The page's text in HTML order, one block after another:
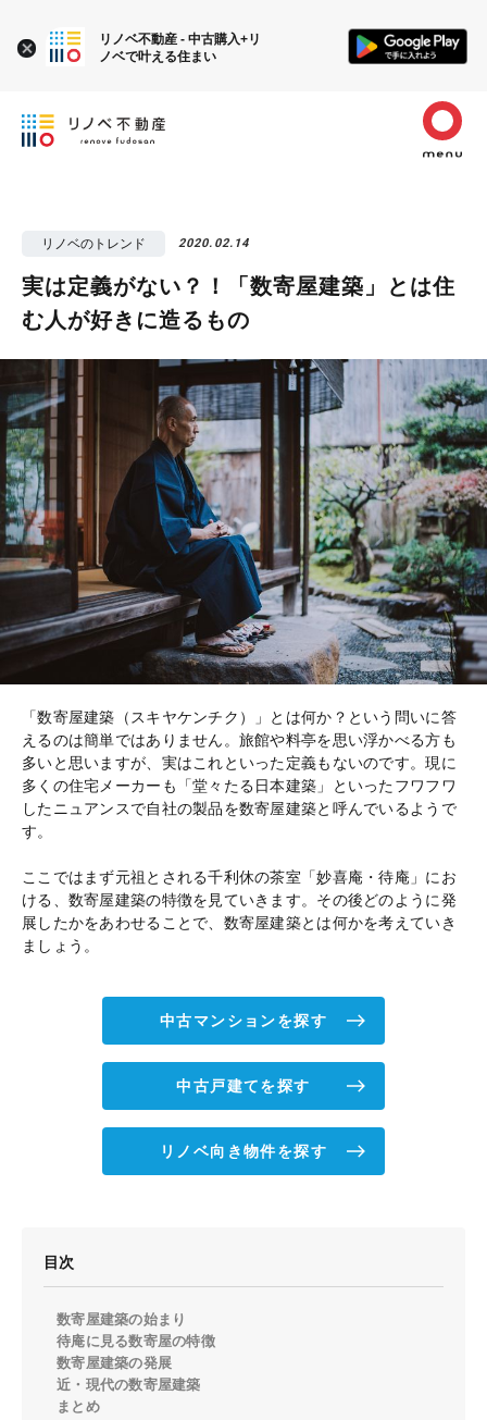
リノベのトレンド 2020.02.14
実は定義がない？！「数寄屋建築」とは住
む人が好きに造るもの
「数寄屋建築（スキヤケンチク）」とは何か？という問いに答
えるのは簡単ではありません。旅館や料亭を思い浮かべる方も
多いと思いますが、実はこれといった定義もないのです。現に
多くの住宅メーカーも「堂々たる日本建築」といったフワフワ
したニュアンスで自社の製品を数寄屋建築と呼んでいるようで
す。
ここではまず元祖とされる千利休の茶室「妙喜庵・待庵」にお
ける、数寄屋建築の特徴を見ていきます。その後どのように発
展したかをあわせることで、数寄屋建築とは何かを考えていき
ましょう。
中古マンションを探す
中古戸建てを探す
リノベ向き物件を探す
目次
数寄屋建築の始まり
待庵に見る数寄屋の特徴
数寄屋建築の発展
近・現代の数寄屋建築
まとめ
リノベ不動産 - 中古購入+リ
ノベで叶える住まい